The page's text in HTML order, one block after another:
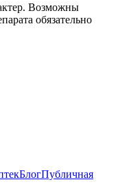
Возможны
обязательно
БлогПубличная